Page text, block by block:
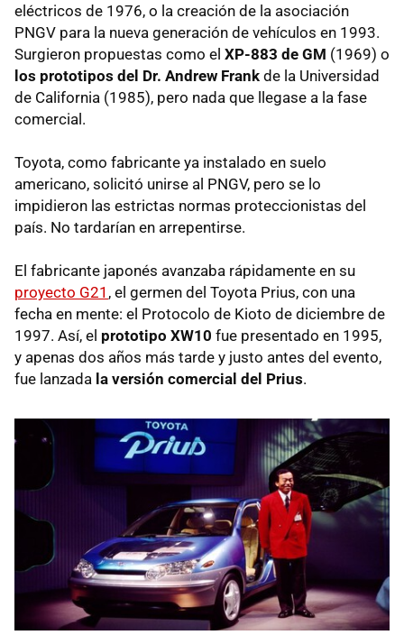
eléctricos de 1976, o la creación de la asociación
PNGV para la nueva generación de vehículos en 1993.
Surgieron propuestas como el XP-883 de GM (1969) o
los prototipos del Dr. Andrew Frank de la Universidad
de California (1985), pero nada que llegase a la fase
comercial.
Toyota, como fabricante ya instalado en suelo
americano, solicitó unirse al PNGV, pero se lo
impidieron las estrictas normas proteccionistas del
país. No tardarían en arrepentirse.
El fabricante japonés avanzaba rápidamente en su
proyecto G21 , el germen del Toyota Prius, con una
fecha en mente: el Protocolo de Kioto de diciembre de
1997. Así, el prototipo XW10 fue presentado en 1995,
y apenas dos años más tarde y justo antes del evento,
fue lanzada la versión comercial del Prius.